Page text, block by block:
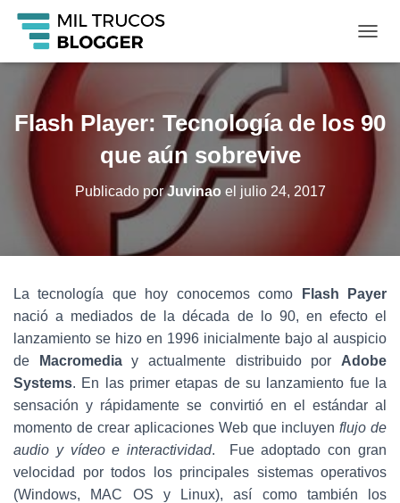
A
I
A
O
D
O
V
E
G
C
I
Ó
Flash Player: Tecnología de los 90
que aún sobrevive
Publicado porJuvinao el julio 24, 2017
La tecnología que hoy conocemos como
Flash Payer
nació a mediados de la década de lo 90, en efecto el
lanzamiento se hizo en 1996 inicialmente bajo al auspicio
de
Macromediay actualmente distribuido por Adobe
Systems. En las primer etapas de su lanzamiento fue la
sensación y rápidamente se convirtió en el estándar al
momento de crear aplicaciones Web que incluyen flujo de
audio y vídeo e interactividad. Fue adoptado con gran
velocidad por todos los principales sistemas operativos
(Windows, MAC OS y Linux), así como también los